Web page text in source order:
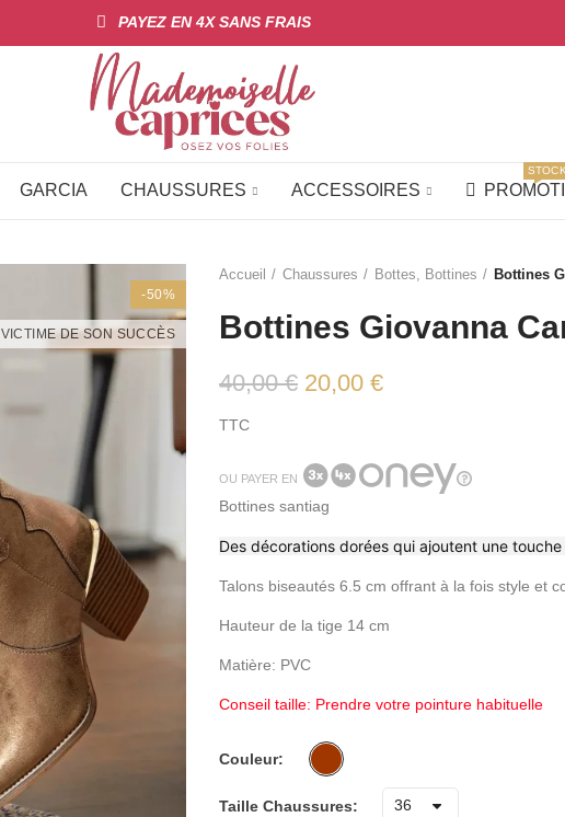
PAYEZ EN 4X SANS FRAIS
GARCIA CHAUSSURES ACCESSOIRES
-50%
VICTIME DE SON SUCCÈS
Accueil Chaussures Bottes, Bottines Bottines
Bottines Giovanna
40,00 € 20,00 €
TTC
OU PAYER EN
Bottines santiag
Des décorations dorées qui ajoutent une
Talons biseautés 6.5 cm offrant à la fois style et
Hauteur de la tige 14 cm
Matière: PVC
Conseil taille: Prendre votre pointure habituelle
Couleur
Taille Chaussures